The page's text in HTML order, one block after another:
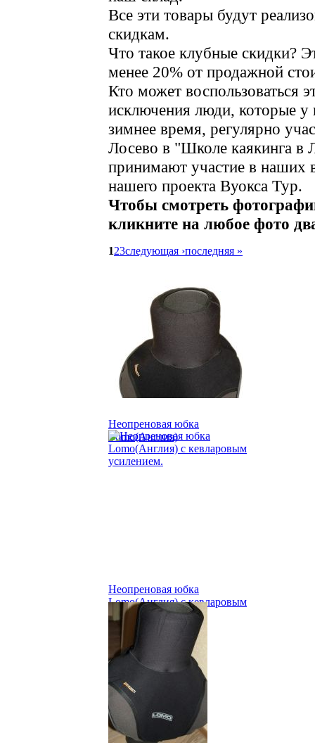
Все эти товары будут
скидкам.
Что такое клубные скидки?
менее 20% от продажной
Кто может воспользоваться
исключения люди, которые у
зимнее время, регулярно
Лосево в "Школе каякинга в
принимают участие в наших
нашего проекта Вуокса Тур.
Чтобы смотреть
кликните на любое фото
123следующая ›последняя »
Неопреновая юбка
Lomo(Англия)
Неопреновая юбка
Lomo(Англия) с кевларовым
усилением.